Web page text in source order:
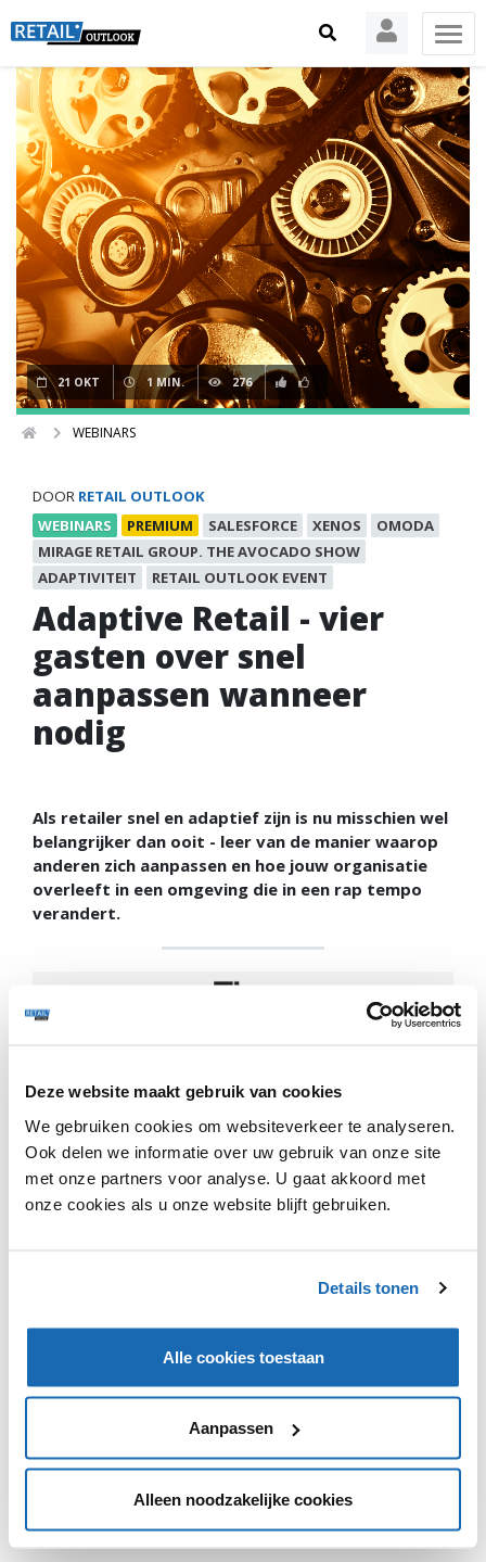
Deze website maakt gebruik van cookies
We gebruiken cookies om websiteverkeer te analyseren.
Ook delen we informatie over uw gebruik van onze site
met onze partners voor analyse. U gaat akkoord met
onze cookies als u onze website blijft gebruiken.
Details tonen
Alle cookies toestaan
Aanpassen
Alleen noodzakelijke cookies
21 OKT 1 MIN. 276
WEBINARS
DOOR RETAIL OUTLOOK
WEBINARS
PREMIUM SALESFORCE XENOS
OMODA
MIRAGE RETAIL GROUP. THE AVOCADO SHOW
ADAPTIVITEIT
RETAIL OUTLOOK EVENT
Adaptive Retail - vier
gasten over snel
aanpassen wanneer
nodig
Als retailer snel en adaptief zijn is nu misschien wel
belangrijker dan ooit - leer van de manier waarop
anderen zich aanpassen en hoe jouw organisatie
overleeft in een omgeving die in een rap tempo
verandert.
Dit is een premium artikel en kan met een gratis
account verder gelezen worden.Klik hierom in te
loggen of te registreren.